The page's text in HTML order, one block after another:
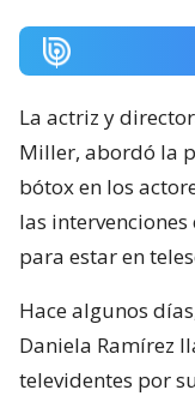
La actriz y
Miller, abordó la
bótox en los
las
para estar en
Hace algunos
Daniela Ramírez
televidentes por